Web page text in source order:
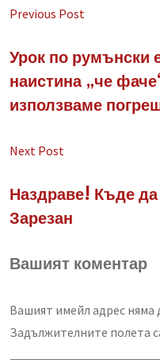
Previous Post
Урок по румънски
наистина „че
използваме
Next Post
Наздраве! Къде
Зарезан
Вашият коментар
Вашият имейл адрес няма
Задължителните полета